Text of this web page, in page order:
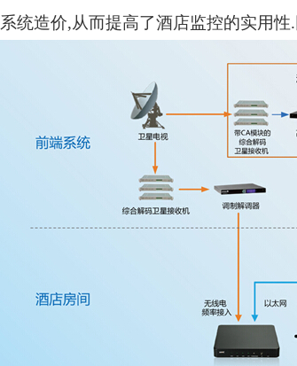
系统造价,从而提高了酒店监控的实用性.